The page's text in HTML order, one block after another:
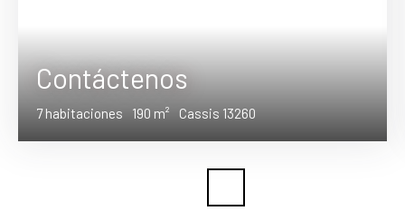
Contáctenos
7habitaciones 190 m² Cassis 13260